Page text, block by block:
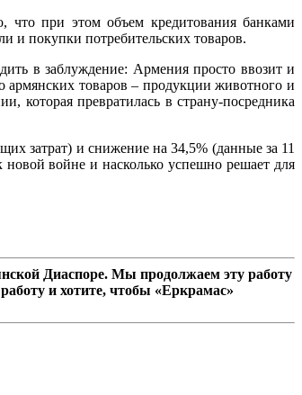
что при этом объем кредитования банками
и покупки потребительских товаров.
в заблуждение: Армения просто ввозит и
армянских товаров – продукции животного и
которая превратилась в страну-посредника
затрат) и снижение на 34,5% (данные за 11
новой войне и насколько успешно решает для
Диаспоре. Мы продолжаем эту работу
и хотите, чтобы «Еркрамас»